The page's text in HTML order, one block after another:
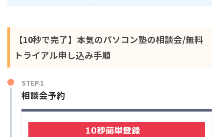
【10秒で完了】本気のパソコン塾の相談会/無料
トライアル申し込み手順
STEP.1
相談会予約